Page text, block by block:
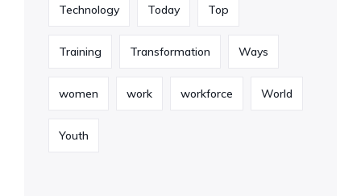
Technology Today Top
Training Transformation Ways
women work workforce World
Youth